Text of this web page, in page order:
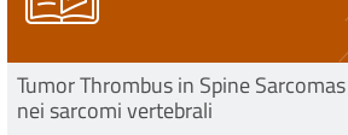
Tumor Thrombus in Spine
nei sarcomi vertebrali